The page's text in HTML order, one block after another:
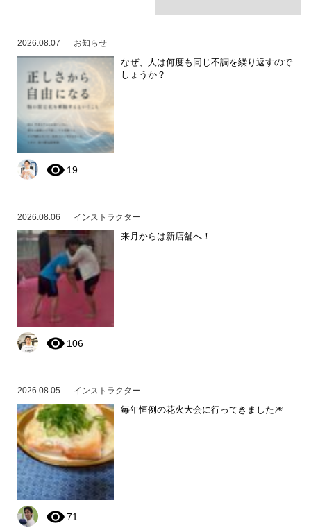
2026.08.07 お知らせ
なぜ、人は何度も同じ不調を繰り返すので
しょうか？
19
2026.08.06 インストラクター
来月からは新店舗へ！
106
2026.08.05 インストラクター
毎年恒例の花火大会に行ってきました🎆
71